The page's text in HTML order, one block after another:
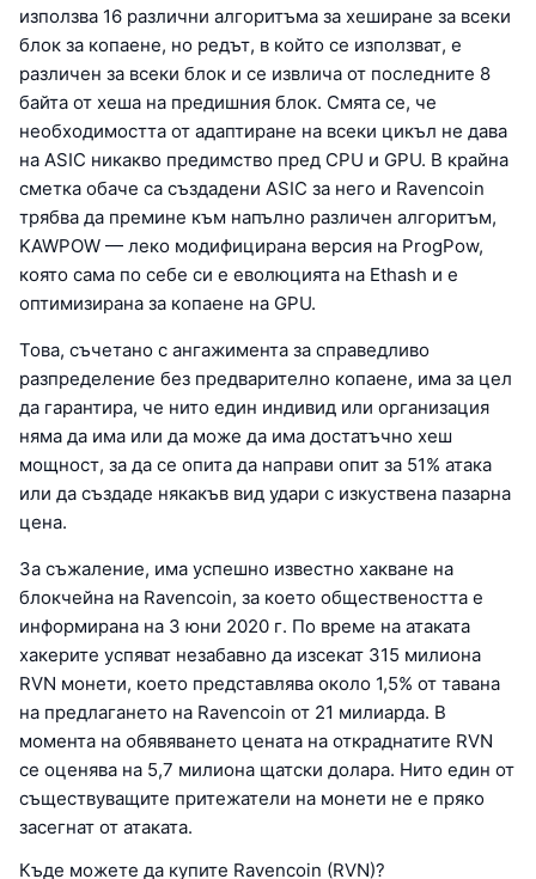
използва 16 различни алгоритъма за хеширане за всеки
блок за копаене, но редът, в който се използват, е
различен за всеки блок и се извлича от последните 8
байта от хеша на предишния блок. Смята се, че
необходимостта от адаптиране на всеки цикъл не дава
на ASIC никакво предимство пред CPU и GPU. В крайна
сметка обаче са създадени ASIC за него и Ravencoin
трябва да премине към напълно различен алгоритъм,
KAWPOW — леко модифицирана версия на ProgPow,
която сама по себе си е еволюцията на Ethash и е
оптимизирана за копаене на GPU.
Това, съчетано с ангажимента за справедливо
разпределение без предварително копаене, има за цел
да гарантира, че нито един индивид или организация
няма да има или да може да има достатъчно хеш
мощност, за да се опита да направи опит за 51% атака
или да създаде някакъв вид удари с изкуствена пазарна
цена.
За съжаление, има успешно известно хакване на
блокчейна на Ravencoin, за което обществеността е
информирана на 3 юни 2020 г. По време на атаката
хакерите успяват незабавно да изсекат 315 милиона
RVN монети, което представлява около 1,5% от тавана
на предлагането на Ravencoin от 21 милиарда. В
момента на обявяването цената на откраднатите RVN
се оценява на 5,7 милиона щатски долара. Нито един от
съществуващите притежатели на монети не е пряко
засегнат от атаката.
Къде можете да купите Ravencoin (RVN)?